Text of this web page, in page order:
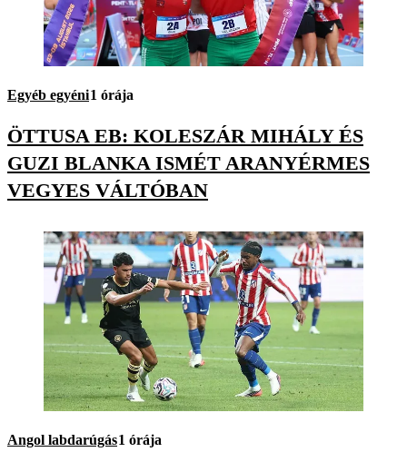
Egyéb egyéni1 órája
ÖTTUSA EB: KOLESZÁR MIHÁLY ÉS
GUZI BLANKA ISMÉT ARANYÉRMES
VEGYES VÁLTÓBAN
Angol labdarúgás1 órája